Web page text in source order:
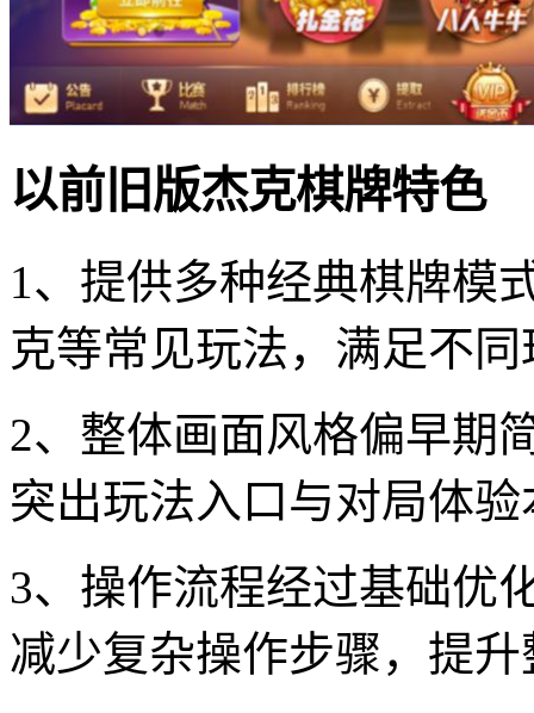
以前旧版杰克棋牌特色
1、提供多种经典棋牌模
克等常见玩法，满足不
2、整体画面风格偏早期
突出玩法入口与对局体验
3、操作流程经过基础优
减少复杂操作步骤，提